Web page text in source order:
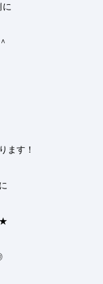
に
ます！
★